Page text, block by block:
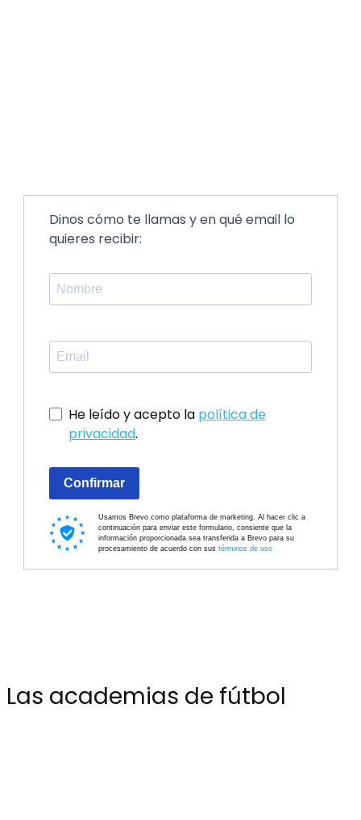
Dinos cómo te llamas y en qué email lo
quieres recibir:
He leído y acepto la política de
privacidad.
Confirmar
Usamos Brevo como plataforma de marketing. Al hacer clic a
continuación para enviar este formulario, consiente que la
información proporcionada sea transferida a Brevo para su
procesamiento de acuerdo con sus términos de uso
Las academias de fútbol